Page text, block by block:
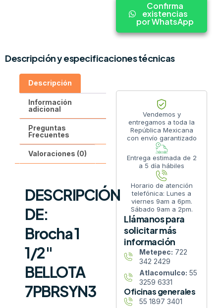
Confirma
existencias
por WhatsApp
Descripción y especificaciones técnicas
Descripción
Información
adicional
Preguntas
Frecuentes
Valoraciones (0)
DESCRIPCIÓN
DE:
Brocha 1
1/2″
BELLOTA
7PBRSYN3
Vendemos y
entregamos a toda la
República Mexicana
con envío garantizado
Entrega estimada de 2
a 5 día hábiles
Horario de atención
telefónica: Lunes a
viernes 9am a 6pm.
Sábado 9am a 2pm.
Llámanos para
solicitar más
información
Metepec: 722
342 2429
Atlacomulco: 55
3259 6331
Oficinas generales
55 1897 3401